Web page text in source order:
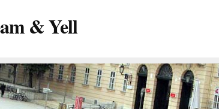
& Yell